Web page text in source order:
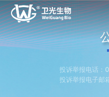
投诉举报电话
投诉举报电子邮